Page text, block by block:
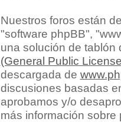
Nuestros foros están
"software phpBB",
una solución de tablón
(General Public
descargada de
discusiones basadas
aprobamos y/o
más información